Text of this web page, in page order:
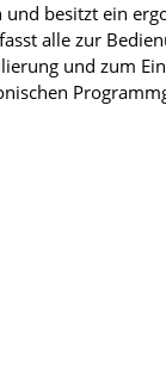
besitzt ein
alle zur
und zum